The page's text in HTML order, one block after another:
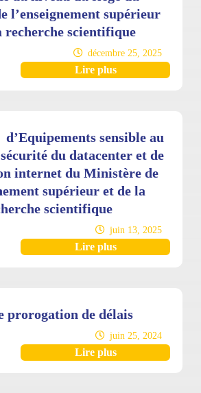
l’enseignement supérieur
recherche scientifique
décembre 25, 2025
Lire plus
sensible au
du datacenter et de
internet du Ministère de
supérieur et de la
scientifique
juin 13, 2025
Lire plus
prorogation de délais
juin 25, 2024
Lire plus